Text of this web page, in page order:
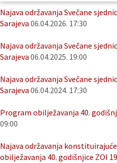
Najava održavanja Svečane
Sarajeva 06.04.2026. 17:30
Najava održavanja Svečane
Sarajeva 06.04.2025. 19:00
Najava održavanja Svečane
Sarajeva 06.04.2024. 17:30
Program obilježavanja 40.
09:00
Najava održavanja
obilježavanja 40. godišnjice ZOI